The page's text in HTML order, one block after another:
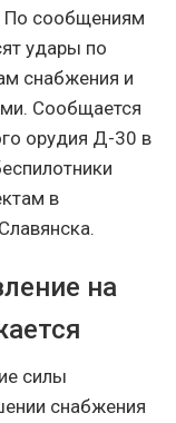
По сообщениям
удары по
снабжения и
Сообщается
орудия Д-30 в
в
на
силы
снабжения